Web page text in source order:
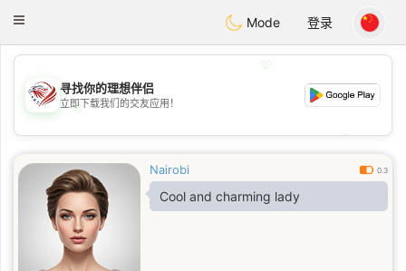
Dating
Toggle
Mode 登录
💖
💕
寻找你的理想伴侣
立即下载我们的交友应用！
Nairobi 0.3
Cool and charming lady